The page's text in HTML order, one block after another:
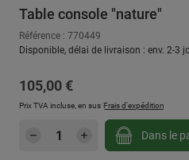
Table console "nature"
Référence : 770449
Disponible, délai de livraison : env. 2-3
Prix régulier :
105,00 €
Prix TVA incluse, en sus Frais d'expédition
Quantité de produit
Dans le